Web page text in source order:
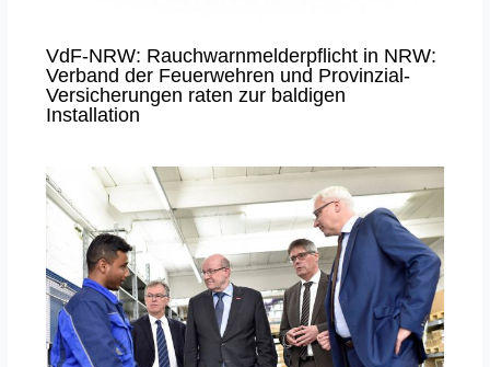
VdF-NRW: Rauchwarnmelderpflicht in NRW:
Verband der Feuerwehren und Provinzial-
Versicherungen raten zur baldigen
Installation